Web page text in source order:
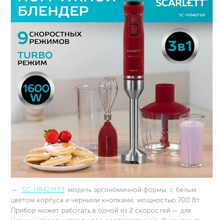
SC-HB42M33: модель эргономичной формы, с белым
цветом корпуса и черными кнопками, мощностью 700 Вт.
Прибор может работать в одной из 2 скоростей — для